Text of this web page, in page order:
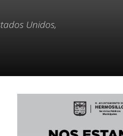
Unidos,